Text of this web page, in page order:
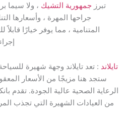
تبرز جمهورية التشيك ، ولا سيما
جراحها المهرة ، وأسعارها
المتنامية ، مما يوفر خيارًا
تايلاند : تعد تايلاند وجهة شهيرة
ستجد هنا مزيجًا من الأسعار
الرعاية الصحية عالية الجودة. تقدم
من العيادات الشهيرة التي تجذب